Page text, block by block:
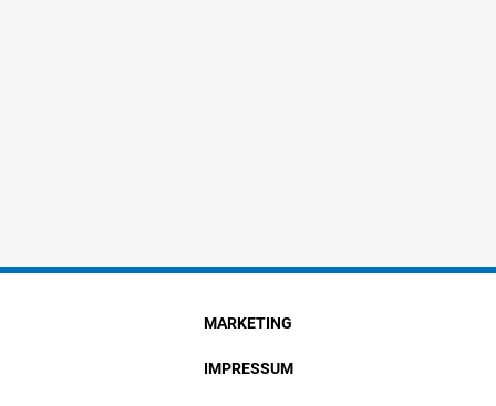
MARKETING
IMPRESSUM